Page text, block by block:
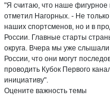
"Я считаю, что наше фигурное
отметил Нагорных. - Не
наших спортсменов, но и в
России. Главные старты
округа. Вчера мы уже слышали
России, что они могут
проводить Кубок Первого
инициативу".
Оцените важность темы